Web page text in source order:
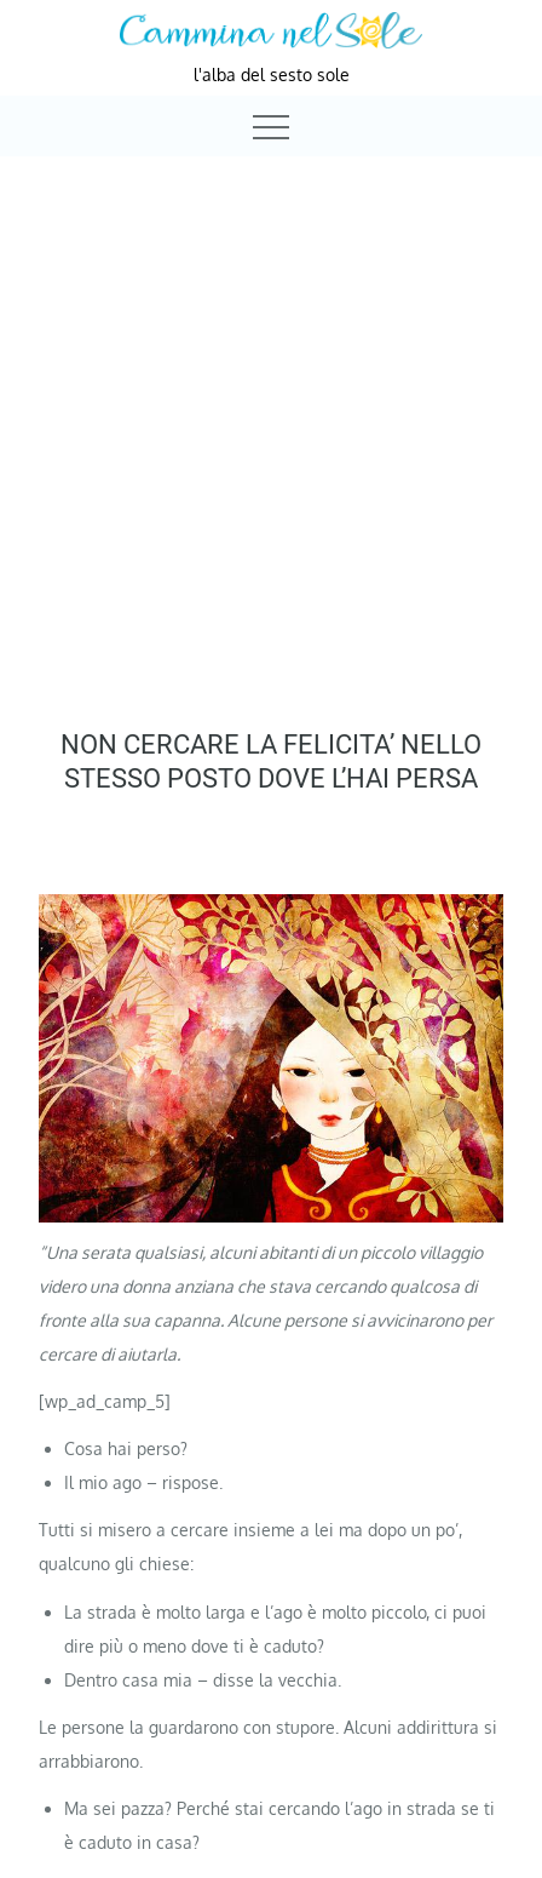
l'alba del sesto sole
NON CERCARE LA FELICITA’ NELLO
STESSO POSTO DOVE L’HAI PERSA
“Una serata qualsiasi, alcuni abitanti di un piccolo villaggio
videro una donna anziana che stava cercando qualcosa di
fronte alla sua capanna. Alcune persone si avvicinarono per
cercare di aiutarla.
[wp_ad_camp_5]
Cosa hai perso?
Il mio ago – rispose.
Tutti si misero a cercare insieme a lei ma dopo un po’,
qualcuno gli chiese:
La strada è molto larga e l’ago è molto piccolo, ci puoi
dire più o meno dove ti è caduto?
Dentro casa mia – disse la vecchia.
Le persone la guardarono con stupore. Alcuni addirittura si
arrabbiarono.
Ma sei pazza? Perché stai cercando l’ago in strada se ti
è caduto in casa?